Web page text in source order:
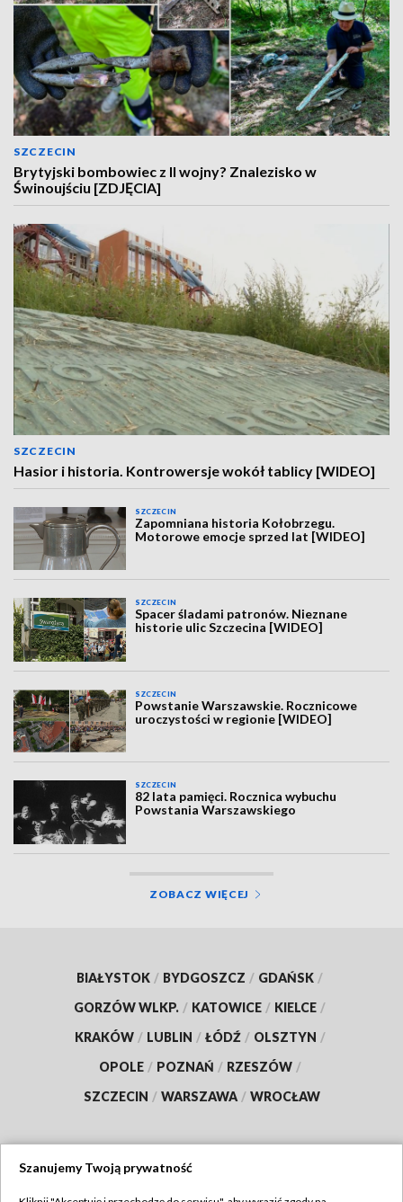
SZCZECIN
Brytyjski bombowiec z II wojny? Znalezisko w
Świnoujściu [ZDJĘCIA]
SZCZECIN
Hasior i historia. Kontrowersje wokół tablicy [WIDEO]
SZCZECIN
Zapomniana historia Kołobrzegu.
Motorowe emocje sprzed lat [WIDEO]
SZCZECIN
Spacer śladami patronów. Nieznane
historie ulic Szczecina [WIDEO]
SZCZECIN
Powstanie Warszawskie. Rocznicowe
uroczystości w regionie [WIDEO]
SZCZECIN
82 lata pamięci. Rocznica wybuchu
Powstania Warszawskiego
ZOBACZ WIĘCEJ
BIAŁYSTOK / BYDGOSZCZ / GDAŃSK /
GORZÓW WLKP. / KATOWICE / KIELCE /
KRAKÓW / LUBLIN / ŁÓDŹ / OLSZTYN /
OPOLE / POZNAŃ / RZESZÓW /
SZCZECIN / WARSZAWA / WROCŁAW
Szanujemy Twoją prywatność